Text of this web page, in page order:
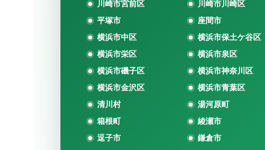
川崎市宮前区
川崎市川崎区
平塚市
座間市
横浜市中区
横浜市保土ケ谷区
横浜市栄区
横浜市泉区
横浜市磯子区
横浜市神奈川区
横浜市金沢区
横浜市青葉区
清川村
湯河原町
箱根町
綾瀬市
逗子市
鎌倉市